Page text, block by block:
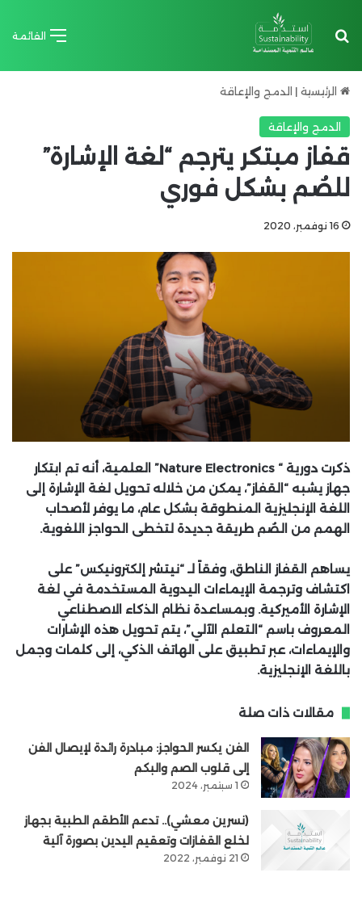
القائمة بحث عن
الرئيسية | الدمج والإعاقة
الدمج والإعاقة
قفاز مبتكر يترجم “لغة الإشارة”
للصُم بشكل فوري
16 نوفمبر، 2020
ذكرت دورية “ Nature Electronics” العلمية، أنه تم ابتكار
جهاز يشبه “القفاز”، يمكن من خلاله تحويل لغة الإشارة إلى
اللغة الإنجليزية المنطوقة بشكل عام، ما يوفر لأصحاب
الهمم من الصُم طريقة جديدة لتخطى الحواجز اللغوية.
يساهم القفاز الناطق، وفقاً لـ “نيتشر إلكترونيكس” على
اكتشاف وترجمة الإيماءات اليدوية المستخدمة في لغة
الإشارة الأميركية. وبمساعدة نظام الذكاء الاصطناعي
المعروف باسم “التعلم الآلي”، يتم تحويل هذه الإشارات
والإيماءات، عبر تطبيق على الهاتف الذكي، إلى كلمات وجمل
باللغة الإنجليزية.
مقالات ذات صلة
الفن يكسر الحواجز: مبادرة رائدة لإيصال الفن
إلى قلوب الصم والبكم
1 سبتمبر، 2024
(نسرين معشي).. تدعم الأطقم الطبية بجهاز
لخلع القفازات وتعقيم اليدين بصورة آلية
21 نوفمبر، 2022